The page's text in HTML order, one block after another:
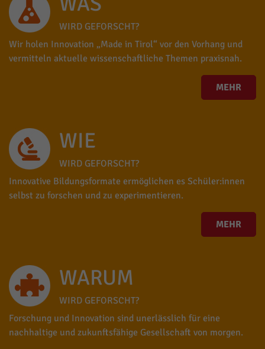
WIRD GEFORSCHT?
Wir holen Innovation „Made in Tirol“ vor den Vorhang und
vermitteln aktuelle wissenschaftliche Themen praxisnah.
MEHR
WIE
WIRD GEFORSCHT?
Innovative Bildungsformate ermöglichen es Schüler:innen
selbst zu forschen und zu experimentieren.
MEHR
WARUM
WIRD GEFORSCHT?
Forschung und Innovation sind unerlässlich für eine
nachhaltige und zukunftsfähige Gesellschaft von morgen.